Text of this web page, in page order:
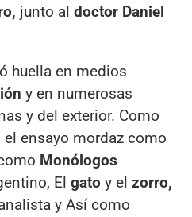
junto al doctor Daniel
huella en medios
y en numerosas
y del exterior. Como
ensayo mordaz como
Monólogos
El gato y el zorro,
y Así como